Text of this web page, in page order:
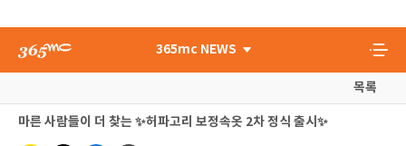
365mc NEWS
목록
마른 사람들이 더 찾는 ✨허파고리 보정속옷 2차 정식 출시✨